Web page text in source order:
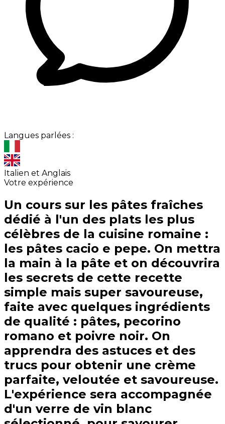
Langues parlées :
Italien et Anglais
Votre expérience
Un cours sur les pâtes fraîches
dédié à l'un des plats les plus
célèbres de la cuisine romaine :
les pâtes cacio e pepe. On mettra
la main à la pâte et on découvrira
les secrets de cette recette
simple mais super savoureuse,
faite avec quelques ingrédients
de qualité : pâtes, pecorino
romano et poivre noir. On
apprendra des astuces et des
trucs pour obtenir une crème
parfaite, veloutée et savoureuse.
L'expérience sera accompagnée
d'un verre de vin blanc